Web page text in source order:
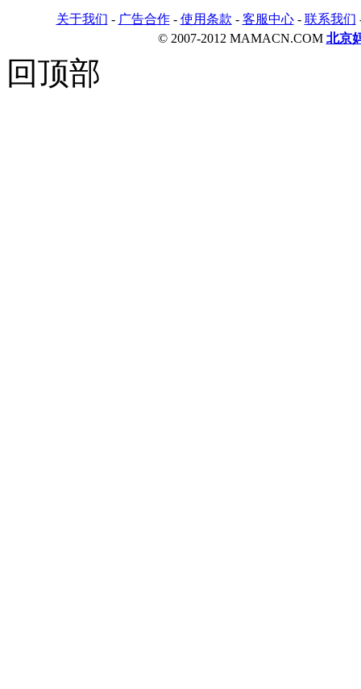
关于我们 - 广告合作- 使用条款 - 客服中心- 联系我们
© 2007-2012 MAMACN.COM 北京
回顶部